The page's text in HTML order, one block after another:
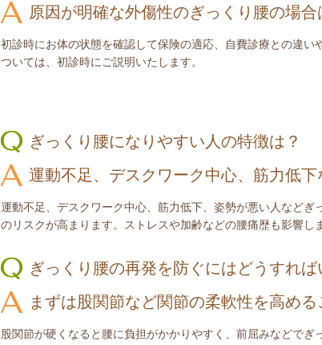
原因が明確な外傷性のぎっくり腰の場合
初診時にお体の状態を確認して保険の適応、自費診療との違い
ついては、初診時にご説明いたします。
ぎっくり腰になりやすい人の特徴は？
運動不足、デスクワーク中心、筋力低下
運動不足、デスクワーク中心、筋力低下、姿勢が悪い人などぎ
のリスクが高まります。ストレスや加齢などの腰痛歴も影響し
ぎっくり腰の再発を防ぐにはどうすれば
まずは股関節など関節の柔軟性を高める
股関節が硬くなると腰に負担がかかりやすく、前屈みなどでぎ